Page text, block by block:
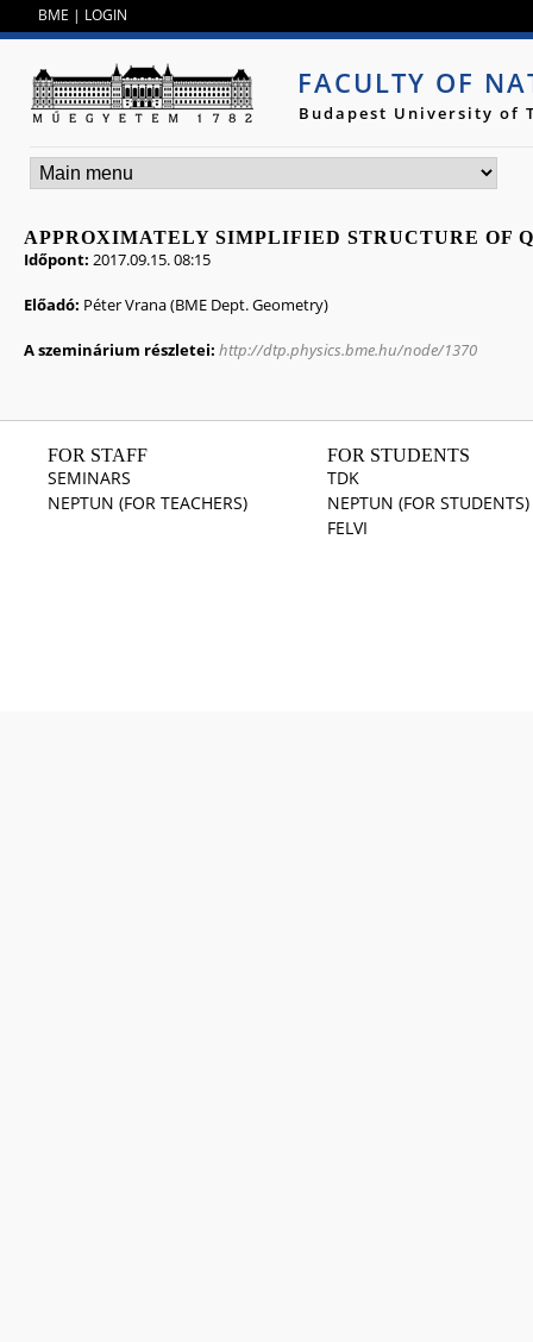
BME | LOGIN
FACULTY OF
Budapest University of
APPROXIMATELY SIMPLIFIED STRUCTURE OF
Időpont: 2017.09.15. 08:15
Előadó: Péter Vrana (BME Dept. Geometry)
A szeminárium részletei: http://dtp.physics.bme.hu/node/1370
FOR STAFF
SEMINARS
NEPTUN (FOR TEACHERS)
FOR STUDENTS
TDK
NEPTUN (FOR STUDENTS)
FELVI